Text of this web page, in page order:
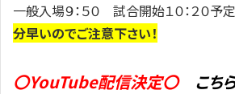
一般入場９：５０ 試合開始１０：２０予
分早いのでご注意下さい！
〇YouTube配信決定〇 こち